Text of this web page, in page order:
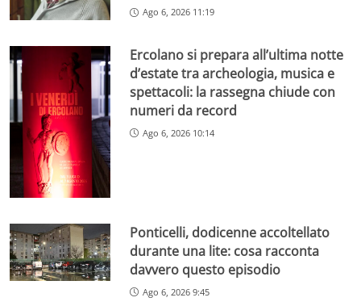
Ago 6, 2026 11:19
Ercolano si prepara all’ultima notte
d’estate tra archeologia, musica e
spettacoli: la rassegna chiude con
numeri da record
Ago 6, 2026 10:14
Ponticelli, dodicenne accoltellato
durante una lite: cosa racconta
davvero questo episodio
Ago 6, 2026 9:45